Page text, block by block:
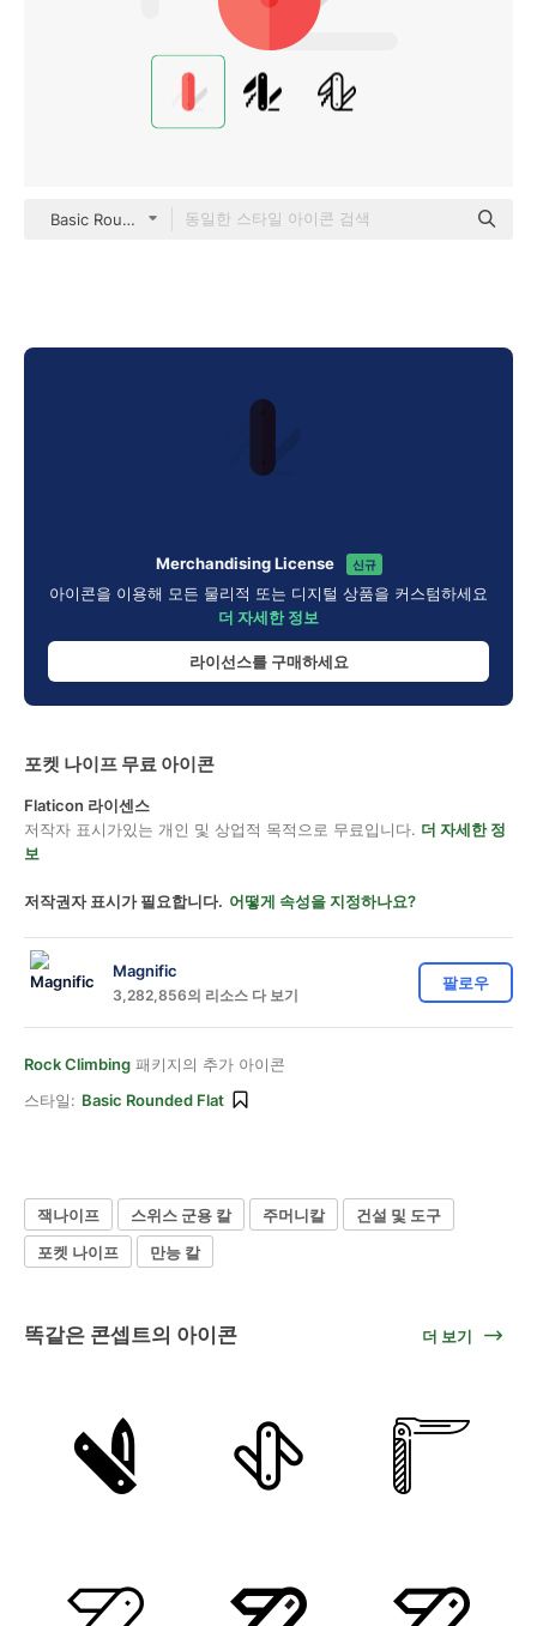
Basic Rounded Flat
Merchandising License 신규
아이콘을 이용해 모든 물리적 또는 디지털 상품을 커스텀하세요
더 자세한 정보
라이선스를 구매하세요
포켓 나이프 무료 아이콘
Flaticon 라이센스
저작자 표시가있는 개인 및 상업적 목적으로 무료입니다. 더 자세한 정
보
저작권자 표시가 필요합니다. 어떻게 속성을 지정하나요?
Magnific
3,282,856의 리소스 다 보기
팔로우
Rock Climbing 패키지의 추가 아이콘
스타일: Basic Rounded Flat
잭나이프 스위스 군용 칼 주머니칼
건설 및 도구
포켓 나이프
만능 칼
똑같은 콘셉트의 아이콘 더 보기